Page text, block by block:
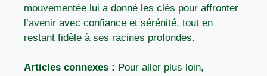
mouvementée lui a donné les clés pour affronter
l’avenir avec confiance et sérénité, tout en
restant fidèle à ses racines profondes.
Articles connexes : Pour aller plus loin,